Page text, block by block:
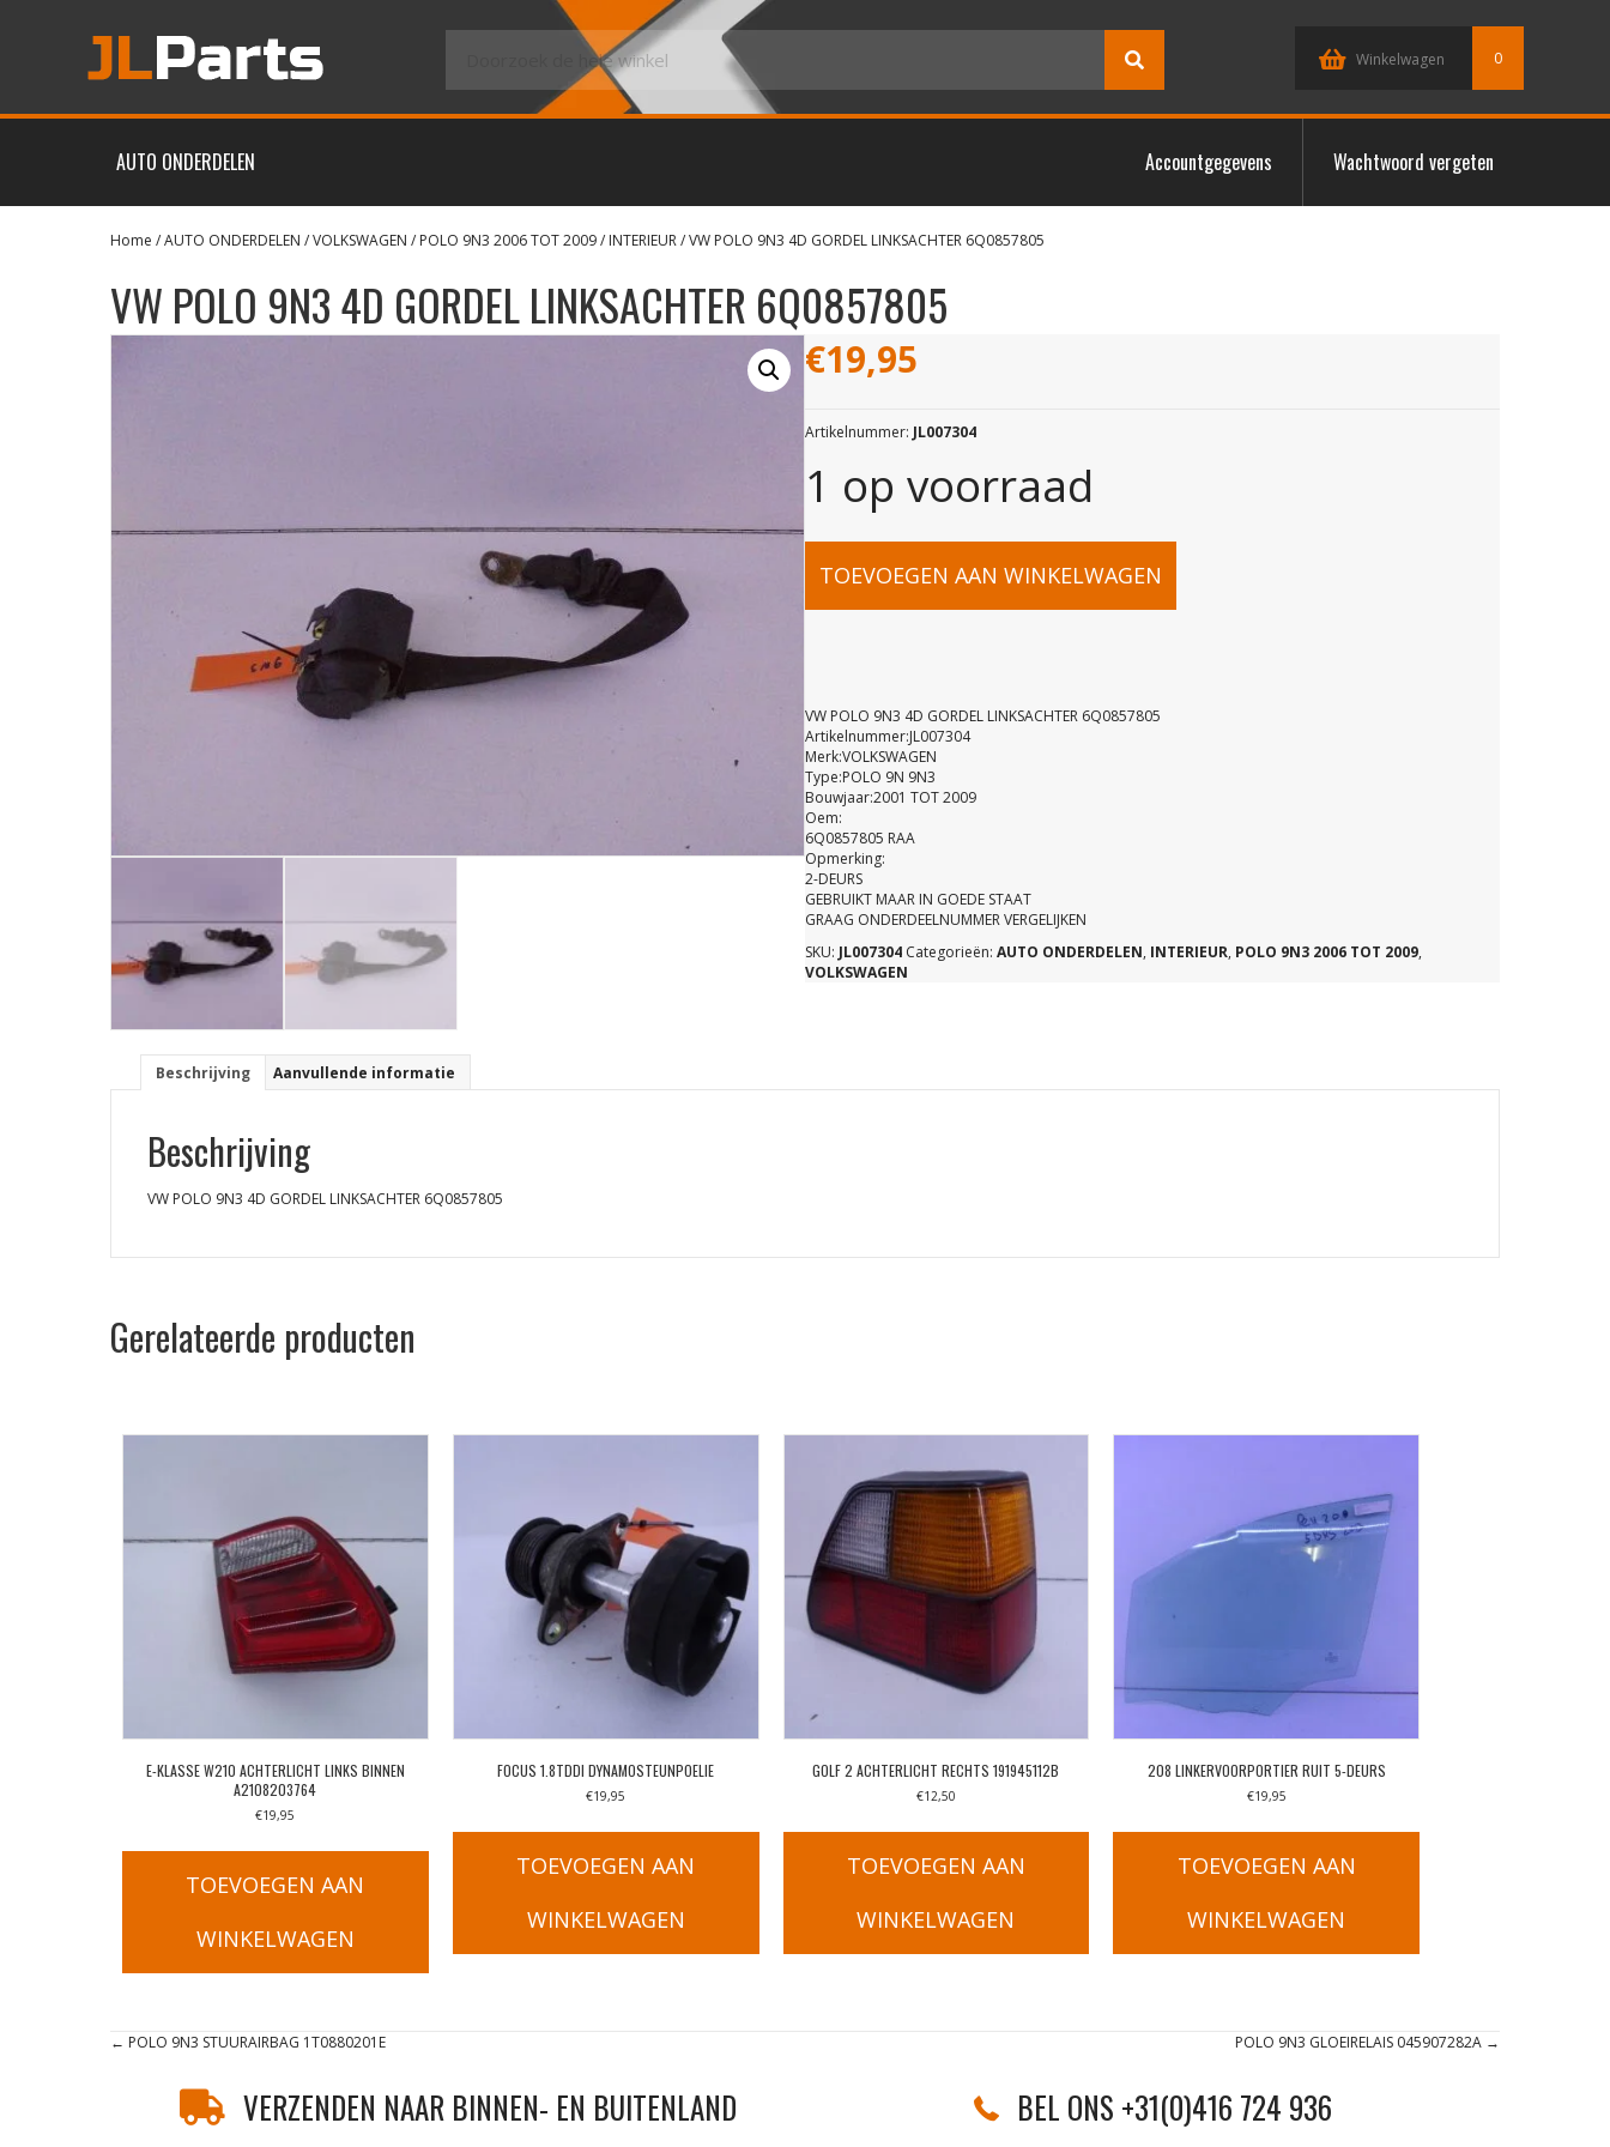
Winkelwagen 0
AUTO ONDERDELEN Accountgegevens Wachtwoord vergeten
Home /AUTO ONDERDELEN /VOLKSWAGEN / POLO 9N3 2006 TOT 2009/ INTERIEUR/ VW POLO 9N3 4D GORDEL LINKSACHTER 6Q0857805
VW POLO 9N3 4D GORDEL LINKSACHTER 6Q0857805
€19,95
Artikelnummer: JL007304
1 op voorraad
VW
9N3
4D
GORDEL
LINKSACHTER
6Q0857805
TOEVOEGEN AAN WINKELWAGEN
VW POLO 9N3 4D GORDEL LINKSACHTER 6Q0857805
Artikelnummer:JL007304
Merk:VOLKSWAGEN
Type:POLO 9N 9N3
Bouwjaar:2001 TOT 2009
Oem:
6Q0857805 RAA
Opmerking:
2-DEURS
GEBRUIKT MAAR IN GOEDE STAAT
GRAAG ONDERDEELNUMMER VERGELIJKEN
SKU: JL007304 Categorieën: AUTO ONDERDELEN, INTERIEUR, POLO 9N3 2006 TOT 2009,
VOLKSWAGEN
Beschrijving Aanvullende informatie
Beschrijving
VW POLO 9N3 4D GORDEL LINKSACHTER 6Q0857805
Gerelateerde producten
E-KLASSE W210 ACHTERLICHT LINKS BINNEN
A2108203764
€19,95
TOEVOEGEN AAN
WINKELWAGEN
FOCUS 1.8TDDI DYNAMOSTEUNPOELIE
€19,95
TOEVOEGEN AAN
WINKELWAGEN
GOLF 2 ACHTERLICHT RECHTS 191945112B
€12,50
TOEVOEGEN AAN
WINKELWAGEN
208 LINKERVOORPORTIER RUIT 5-DEURS
€19,95
TOEVOEGEN AAN
WINKELWAGEN
Posts
navigation
← POLO 9N3 STUURAIRBAG 1T0880201E POLO 9N3 GLOEIRELAIS 045907282A →
VERZENDEN NAAR BINNEN- EN BUITENLAND BEL ONS +31(0)416 724 936